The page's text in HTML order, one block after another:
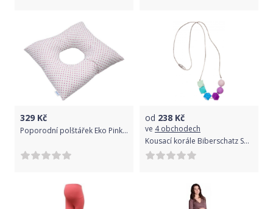
329 Kč
Poporodní polštářek Eko Pink 2021
od 238 Kč
ve 4 obchodech
Kousací korále Biberschatz Sea Bubbles